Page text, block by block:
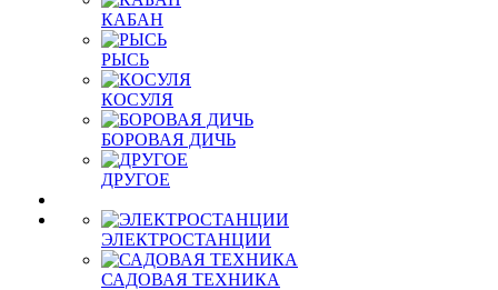
КАБАН
РЫСЬ
КОСУЛЯ
БОРОВАЯ ДИЧЬ
ДРУГОЕ
ЭЛЕКТРОСТАНЦИИ
САДОВАЯ ТЕХНИКА